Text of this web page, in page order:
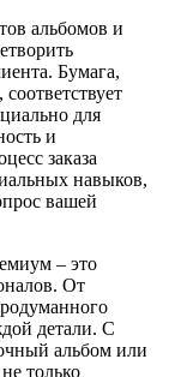
альбомов и
Бумага,
для
и
заказа
навыков,
вашей
– это
От
детали. С
альбом или
только